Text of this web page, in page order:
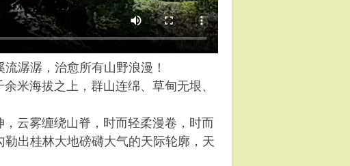
潺潺，治愈所有山野浪漫！
海拔之上，群山连绵、草甸无垠、
云雾缠绕山脊，时而轻柔漫卷，时而
出桂林大地磅礴大气的天际轮廓，天